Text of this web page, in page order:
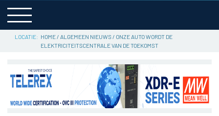
SERVICE
HOME/ ALGEMEEN NIEUWS/ ONZE AUTO WORDT DE
ELEKTRICITEITSCENTRALE VAN DE TOEKOMST